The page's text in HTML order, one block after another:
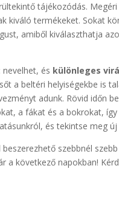
tájékozódás.
kiváló termékeket. Sokat
amiből kiválaszthatja
nevelhet, és különleges
a beltéri helyiségekbe is
adunk. Rövid időn
a fákat és a bokrokat,
és tekintse meg
beszerezhető szebbnél
a következő napokban!